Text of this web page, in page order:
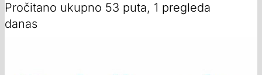
Pročitano ukupno 53 puta, 1 pregleda
danas